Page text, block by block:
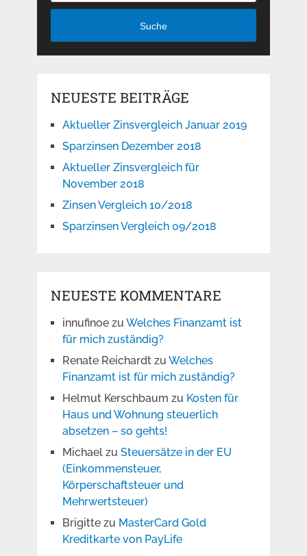
Suche
NEUESTE BEITRÄGE
Aktueller Zinsvergleich Januar 2019
Sparzinsen Dezember 2018
Aktueller Zinsvergleich für
November 2018
Zinsen Vergleich 10/2018
Sparzinsen Vergleich 09/2018
NEUESTE KOMMENTARE
innufinoezu Welches Finanzamt ist
für mich zuständig?
Renate Reichardtzu Welches
Finanzamt ist für mich zuständig?
Helmut Kerschbaum zu Kosten für
Haus und Wohnung steuerlich
absetzen – so gehts!
Michaelzu Steuersätze in der EU
(Einkommensteuer,
Körperschaftsteuer und
Mehrwertsteuer)
Brigittezu MasterCard Gold
Kreditkarte von PayLife